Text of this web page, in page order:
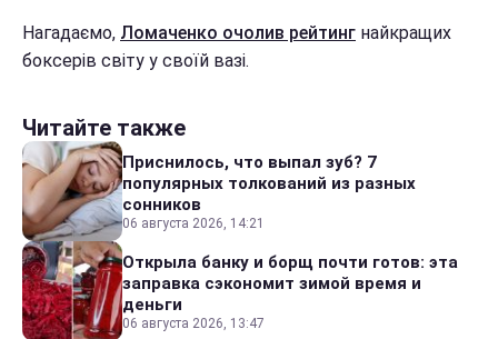
Нагадаємо, Ломаченко очолив рейтинг найкращих
боксерів світу у своїй вазі.
Читайте также
Приснилось, что выпал зуб? 7
популярных толкований из разных
сонников
06 августа 2026, 14:21
Открыла банку и борщ почти готов: эта
заправка сэкономит зимой время и
деньги
06 августа 2026, 13:47